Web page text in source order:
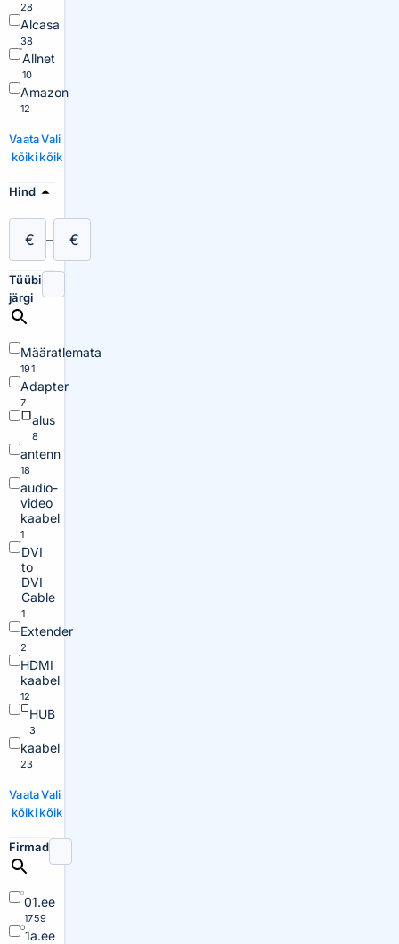
28
Alcasa
38
Allnet
10
Amazon
12
Vaata
kõiki
Vali
kõik
Hind
€ – €
Tüübi
järgi
Määratlemata
191
Adapter
7
alus
8
antenn
18
audio-
video
kaabel
1
DVI
to
DVI
Cable
1
Extender
2
HDMI
kaabel
12
HUB
3
kaabel
23
Vaata
kõiki
Vali
kõik
Firmad
01.ee
1759
1a.ee